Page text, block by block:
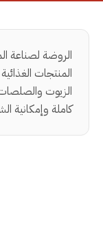
الروضة لصناعة
المنتجات
الزيوت
كاملة وإمكانية